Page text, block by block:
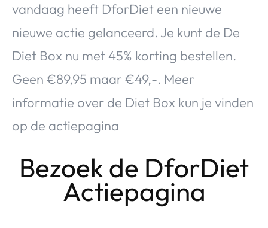
Food & Drinks Health & Beauty Gadgets
Huis & Tuin
Travel
Lifestyle
vandaag heeft DforDiet een nieuwe
nieuwe actie gelanceerd. Je kunt de De
Diet Box nu met 45% korting bestellen.
Geen €89,95 maar €49,-. Meer
informatie over de Diet Box kun je vinden
op de actiepagina
Bezoek de DforDiet
Actiepagina